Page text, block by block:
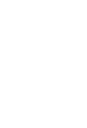
Najdete zde
dostatek
velmi
cyklistiku a